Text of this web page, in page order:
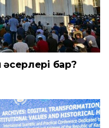
әсерлері бар?